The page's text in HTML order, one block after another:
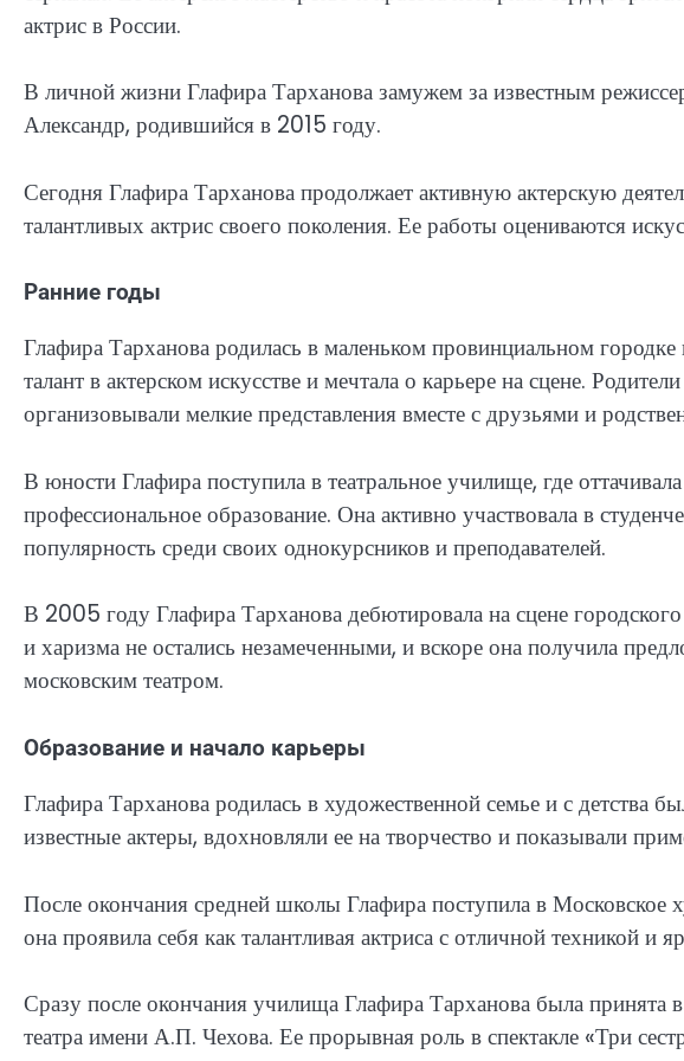
актрис в России.
В личной жизни Глафира Тарханова замужем за известным
Александр, родившийся в 2015 году.
Сегодня Глафира Тарханова продолжает активную актерскую
талантливых актрис своего поколения. Ее работы оцениваются
Ранние годы
Глафира Тарханова родилась в маленьком провинциальном
талант в актерском искусстве и мечтала о карьере на сцене.
организовывали мелкие представления вместе с друзьями и
В юности Глафира поступила в театральное училище, где
профессиональное образование. Она активно участвовала в
популярность среди своих однокурсников и преподавателей.
В 2005 году Глафира Тарханова дебютировала на сцене
и харизма не остались незамеченными, и вскоре она получила
московским театром.
Образование и начало карьеры
Глафира Тарханова родилась в художественной семье и с детства
известные актеры, вдохновляли ее на творчество и показывали
После окончания средней школы Глафира поступила в
она проявила себя как талантливая актриса с отличной техникой и
Сразу после окончания училища Глафира Тарханова была принята
театра имени А.П. Чехова. Ее прорывная роль в спектакле «Три